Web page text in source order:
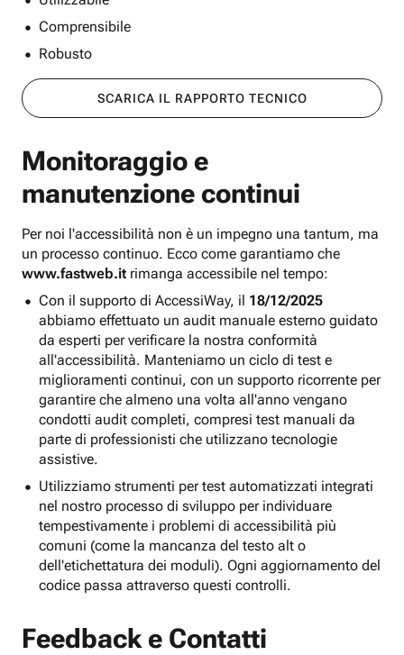
Comprensibile
Robusto
SCARICA IL RAPPORTO TECNICO
Monitoraggio e
manutenzione continui
Per noi l'accessibilità non è un impegno una tantum, ma
un processo continuo. Ecco come garantiamo che
www.fastweb.it rimanga accessibile nel tempo:
Con il supporto di AccessiWay, il 18/12/2025
abbiamo effettuato un audit manuale esterno guidato
da esperti per verificare la nostra conformità
all'accessibilità. Manteniamo un ciclo di test e
miglioramenti continui, con un supporto ricorrente per
garantire che almeno una volta all'anno vengano
condotti audit completi, compresi test manuali da
parte di professionisti che utilizzano tecnologie
assistive.
Utilizziamo strumenti per test automatizzati integrati
nel nostro processo di sviluppo per individuare
tempestivamente i problemi di accessibilità più
comuni (come la mancanza del testo alt o
dell'etichettatura dei moduli). Ogni aggiornamento del
codice passa attraverso questi controlli.
Feedback e Contatti